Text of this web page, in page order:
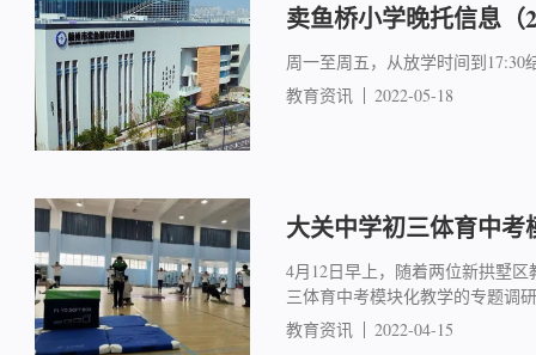
卖鱼桥小学晚托信息（
周一至周五，从放学时间到17:30
教育资讯
2022-05-18
大关中学初三体育中
4月12日早上，随着两位新拱墅
三体育中考模块化教学的专题调
教育资讯
2022-04-15